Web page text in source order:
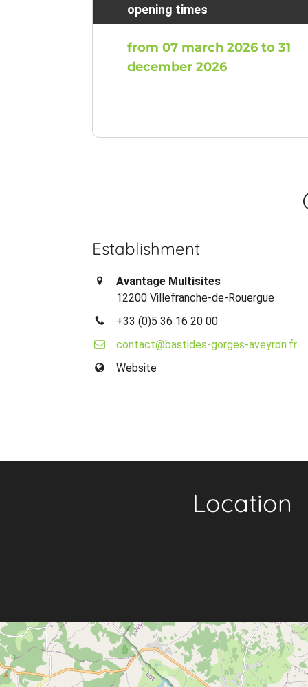
opening times
from 07 march 2026 to 31
december 2026
Establishment
Avantage Multisites
12200 Villefranche-de-Rouergue
+33 (0)5 36 16 20 00
contact@bastides-gorges-aveyron.fr
Website
Location